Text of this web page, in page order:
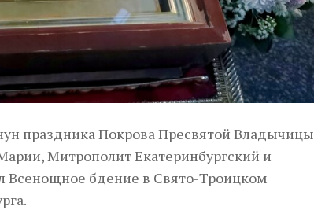
праздника Покрова Пресвятой Владычицы
Митрополит Екатеринбургский и
бдение в Свято-Троицком